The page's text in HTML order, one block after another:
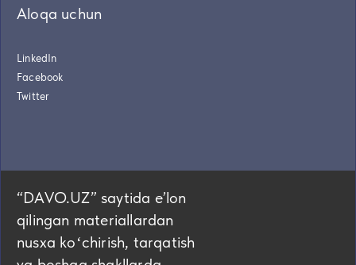
Aloqa uchun
LinkedIn
Facebook
Twitter
“DAVO.UZ” saytida eʼlon
qilingan materiallardan
nusxa koʻchirish, tarqatish